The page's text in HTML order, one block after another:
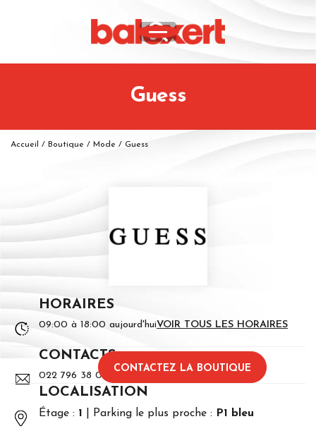
Guess
Accueil / Boutique / Mode / Guess
HORAIRES
09:00 à 18:00 aujourd'huiVOIR TOUS LES HORAIRES
CONTACTS
022 796 38 09
CONTACTEZ LA BOUTIQUE
LOCALISATION
Étage : 1 Parking le plus proche : P1 bleu